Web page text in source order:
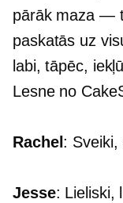
pārāk maza —
paskatās uz
labi, tāpēc,
Lesne no
Rachel : Sveiki,
Jesse: Lieliski,